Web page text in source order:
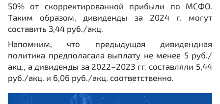
50% от скорректированной прибыли по МСФО.
Таким образом, дивиденды за 2024 г. могут
составить 3,44 руб./акц.
Напомним, что предыдущая дивидендная
политика предполагала выплату не менее 5 руб./
акц., а дивиденды за 2022–2023 гг. составляли 5,44
руб./акц. и 6,06 руб./акц. соответственно.